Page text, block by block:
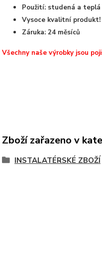
Použití: studená a
Vysoce kvalitní produkt!
Záruka: 24 měsíců
Všechny naše výrobky jsou
Zboží zařazeno v
INSTALATÉRSKÉ ZBOŽÍ